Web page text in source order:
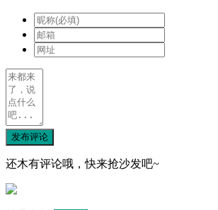
发布评论
还木有评论哦，快来抢沙发吧~